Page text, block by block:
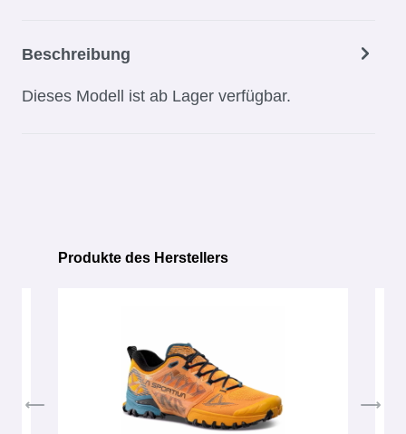
Beschreibung
Dieses Modell ist ab Lager verfügbar.
Produktgalerie überspringen
Produkte des Herstellers